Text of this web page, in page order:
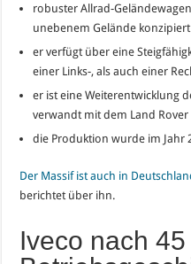
robuster Allrad-
unebenem Gelände
er verfügt über eine
einer Links-, als auch einer
er ist eine Weiterentwicklung
verwandt mit dem Land
die Produktion wurde im Jahr
Der Massif ist auch in
berichtet über ihn.
Iveco nach